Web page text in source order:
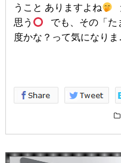
うこと ありますよね
思う
でも、その「た
度かな？って気になり